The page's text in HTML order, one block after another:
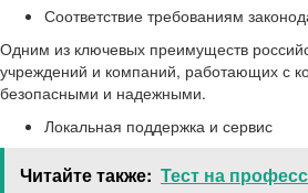
Соответствие требованиям
Одним из ключевых преимуществ
учреждений и компаний, работающих с
безопасными и надежными.
Локальная поддержка и сервис
Читайте также: Тест на